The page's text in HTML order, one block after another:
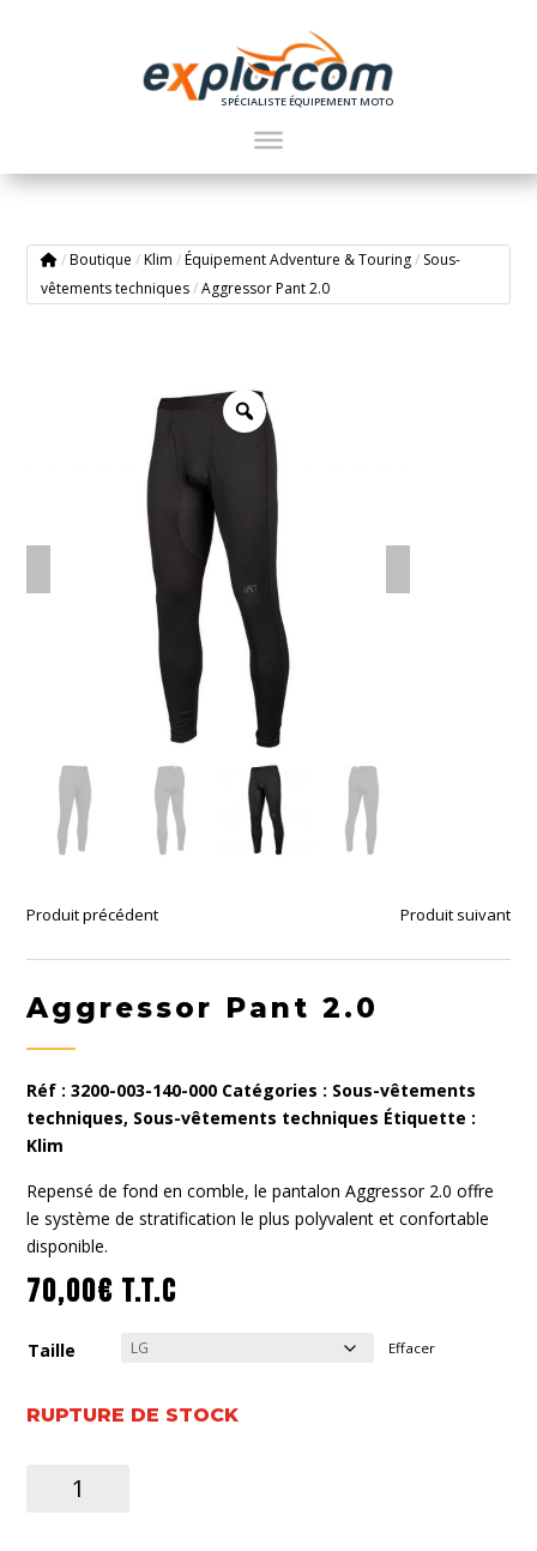
SPÉCIALISTE ÉQUIPEMENT MOTO
/ Boutique / Klim / Équipement Adventure & Touring / Sous-
vêtements techniques / Aggressor Pant 2.0
Produit précédent Produit suivant
Aggressor Pant 2.0
Réf :3200-003-140-000 Catégories : Sous-vêtements
techniques, Sous-vêtements techniques Étiquette :
Klim
Repensé de fond en comble, le pantalon Aggressor 2.0 offre
le système de stratification le plus polyvalent et confortable
disponible.
70,00€ T.T.C
Taille Effacer
RUPTURE DE STOCK
quantité